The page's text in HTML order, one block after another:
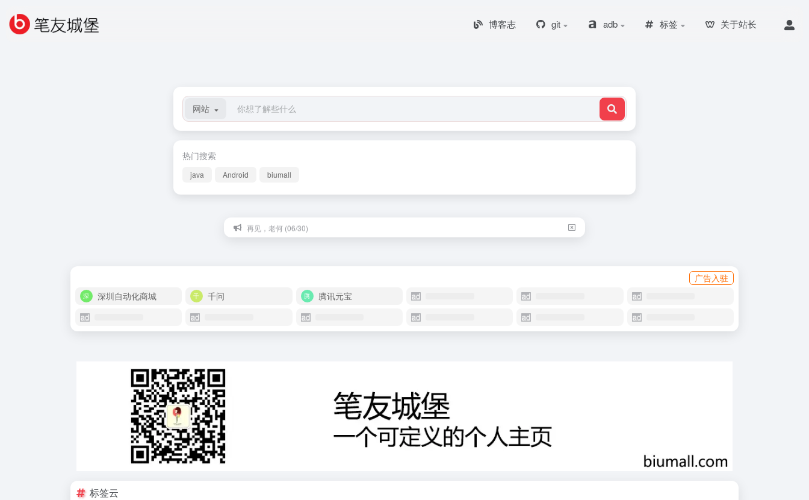
博客志 git adb 标签 关于站长
网站
热门搜索
java Android biumall
再见，老何 (06/30)
广告入驻
深圳自动化商城
千问 腾讯元宝
标签云